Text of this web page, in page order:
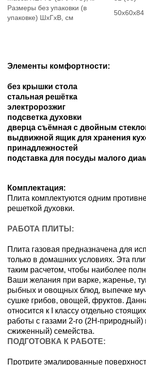
Размеры без упаковки (в
упаковке) ШхГхВ, см
50х60х84
Элементы комфортности:
без крышки стола
стальная решётка
электророзжиг
подсветка духовки
дверца съёмная с двойным
выдвижной ящик для хранения
принадлежностей
подставка для посуды малого
Комплектация:
Плита комплектуются одним
решеткой духовки.
РАБОТА ПЛИТЫ:
Плита газовая предназначена для
только в домашних условиях. Эта
таким расчетом, чтобы наиболее
Ваши желания при варке, жаренье,
рыбных и овощных блюд, выпечке
сушке грибов, овощей, фруктов.
относится к I классу отдельно
работы с газами 2-го (2H-природный)
сжиженный) семейства.
ПОДГОТОВКА К РАБОТЕ:
Протрите эмалированные